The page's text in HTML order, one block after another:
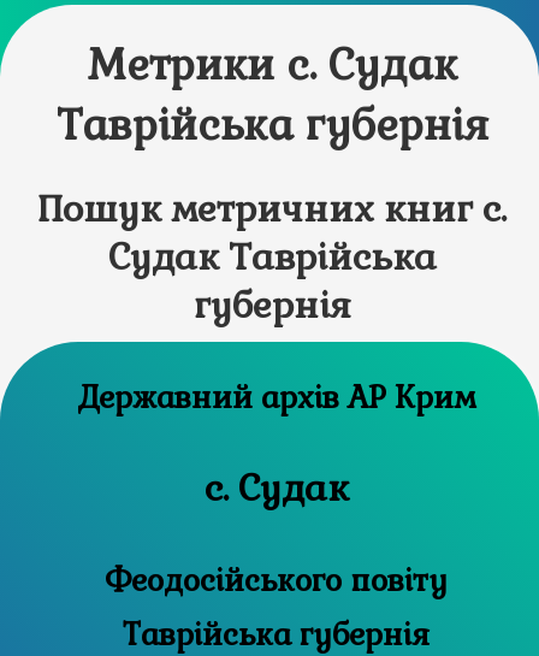
Метрики с. Судак
Таврійська губернія
Пошук метричних книг с.
Судак Таврійська
губернія
Державний архів АР Крим
с. Судак
Феодосійського повіту
Таврійська губернія